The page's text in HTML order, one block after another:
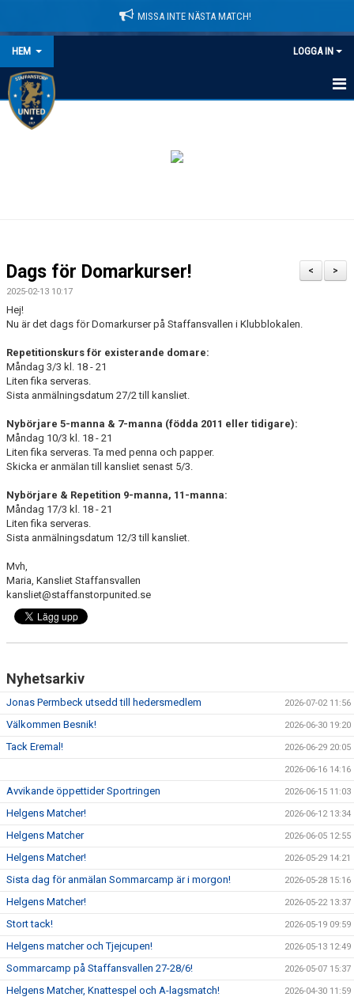
MISSA INTE NÄSTA MATCH!
HEM LOGGA IN
HEM
DOMARINFORMATION
MEDLEMSAVGIFTER
DOKUMENT
KLÄDPROFIL
LEDARINFORMATION
STYRELSE/SEKTIONER
KONTAKT/KANSLI
PARTNERS
>
<
Dags för Domarkurser!
2025-02-13 10:17
Hej!
Nu är det dags för Domarkurser på Staffansvallen i Klubblokalen.
Repetitionskurs för existerande domare:
Måndag 3/3 kl. 18 - 21
Liten fika serveras.
Sista anmälningsdatum 27/2 till kansliet.
Nybörjare 5-manna & 7-manna (födda 2011 eller tidigare):
Måndag 10/3 kl. 18 - 21
Liten fika serveras. Ta med penna och papper.
Skicka er anmälan till kansliet senast 5/3.
Nybörjare & Repetition 9-manna, 11-manna:
Måndag 17/3 kl. 18 - 21
Liten fika serveras.
Sista anmälningsdatum 12/3 till kansliet.
Mvh,
Maria, Kansliet Staffansvallen
kansliet@staffanstorpunited.se
Nyhetsarkiv
Jonas Permbeck utsedd till hedersmedlem 2026-07-02 11:56
Välkommen Besnik! 2026-06-30 19:20
Tack Eremal! 2026-06-29 20:05
2026-06-16 14:16
Avvikande öppettider Sportringen 2026-06-15 11:03
Helgens Matcher! 2026-06-12 13:34
Helgens Matcher 2026-06-05 12:55
Helgens Matcher! 2026-05-29 14:21
Sista dag för anmälan Sommarcamp är i morgon! 2026-05-28 15:16
Helgens Matcher! 2026-05-22 13:37
Stort tack! 2026-05-19 09:59
Helgens matcher och Tjejcupen! 2026-05-13 12:49
Sommarcamp på Staffansvallen 27-28/6! 2026-05-07 15:37
Helgens Matcher, Knattespel och A-lagsmatch! 2026-04-30 11:59